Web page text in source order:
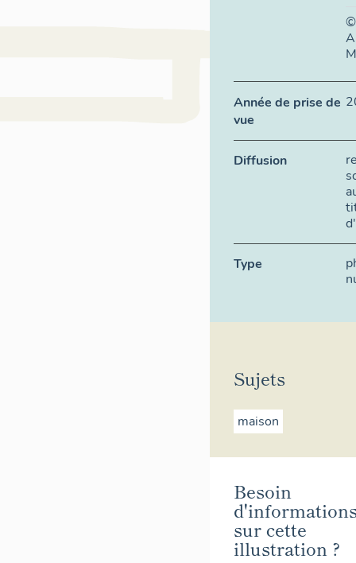
Année de prise de
vue
Diffusion
Type
Sujets
maison
Besoin
sur cette
illustration ?